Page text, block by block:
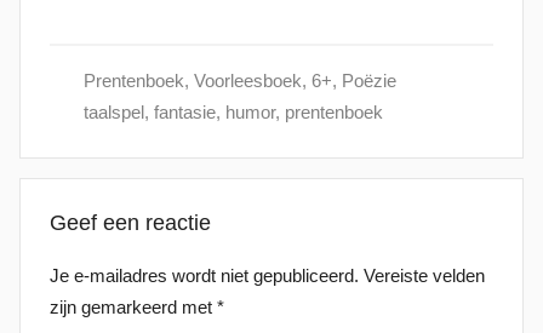
Prentenboek, Voorleesboek, 6+, Poëzie
taalspel, fantasie, humor, prentenboek
Geef een reactie
Je e-mailadres wordt niet gepubliceerd. Vereiste velden
zijn gemarkeerd met *